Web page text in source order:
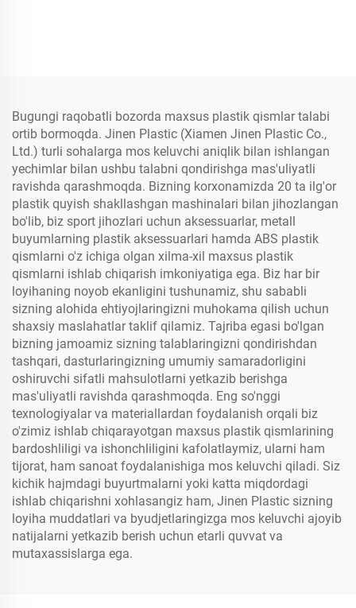
Bugungi raqobatli bozorda maxsus plastik qismlar talabi
ortib bormoqda. Jinen Plastic (Xiamen Jinen Plastic Co.,
Ltd.) turli sohalarga mos keluvchi aniqlik bilan ishlangan
yechimlar bilan ushbu talabni qondirishga mas'uliyatli
ravishda qarashmoqda. Bizning korxonamizda 20 ta ilg'or
plastik quyish shakllashgan mashinalari bilan jihozlangan
bo'lib, biz sport jihozlari uchun aksessuarlar, metall
buyumlarning plastik aksessuarlari hamda ABS plastik
qismlarni o'z ichiga olgan xilma-xil maxsus plastik
qismlarni ishlab chiqarish imkoniyatiga ega. Biz har bir
loyihaning noyob ekanligini tushunamiz, shu sababli
sizning alohida ehtiyojlaringizni muhokama qilish uchun
shaxsiy maslahatlar taklif qilamiz. Tajriba egasi bo'lgan
bizning jamoamiz sizning talablaringizni qondirishdan
tashqari, dasturlaringizning umumiy samaradorligini
oshiruvchi sifatli mahsulotlarni yetkazib berishga
mas'uliyatli ravishda qarashmoqda. Eng so'nggi
texnologiyalar va materiallardan foydalanish orqali biz
o'zimiz ishlab chiqarayotgan maxsus plastik qismlarining
bardoshliligi va ishonchliligini kafolatlaymiz, ularni ham
tijorat, ham sanoat foydalanishiga mos keluvchi qiladi. Siz
kichik hajmdagi buyurtmalarni yoki katta miqdordagi
ishlab chiqarishni xohlasangiz ham, Jinen Plastic sizning
loyiha muddatlari va byudjetlaringizga mos keluvchi ajoyib
natijalarni yetkazib berish uchun etarli quvvat va
mutaxassislarga ega.